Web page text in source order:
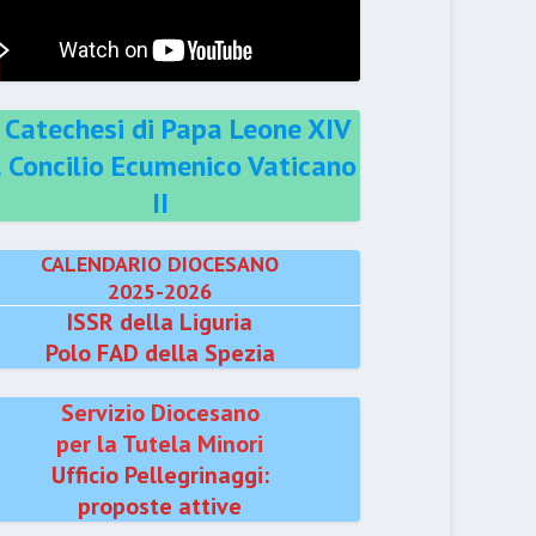
Catechesi di Papa Leone XIV
Ecumenico Vaticano
II
CALENDARIO DIOCESANO
2025-2026
ISSR della Liguria
Polo FAD della Spezia
Servizio Diocesano
per la Tutela Minori
Ufficio Pellegrinaggi:
proposte attive